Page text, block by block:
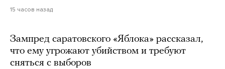
15 часов назад
Зампред саратовского «Яблока» рассказал,
что ему угрожают убийством и требуют
сняться с выборов